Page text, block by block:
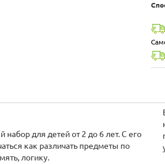
для детей от 2 до 6 лет. С его
как различать предметы по
логику.